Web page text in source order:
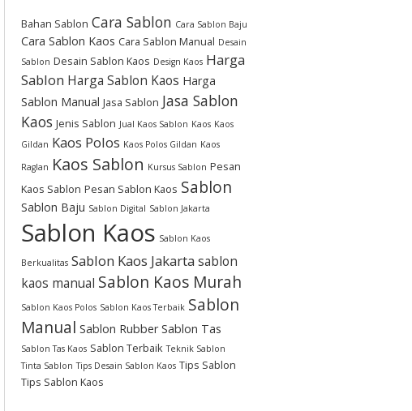
Bahan Sablon Cara Sablon Cara Sablon Baju
Cara Sablon Kaos Cara Sablon Manual Desain
Sablon Desain Sablon Kaos Design Kaos Harga
Sablon Harga Sablon Kaos Harga
Sablon Manual Jasa Sablon Jasa Sablon
Kaos Jenis Sablon Jual Kaos Sablon Kaos Kaos
Gildan Kaos Polos Kaos Polos Gildan Kaos
Raglan Kaos Sablon Kursus Sablon Pesan
Kaos Sablon Pesan Sablon Kaos Sablon
Sablon Baju Sablon Digital Sablon Jakarta
Sablon Kaos Sablon Kaos
Berkualitas Sablon Kaos Jakarta sablon
kaos manual Sablon Kaos Murah
Sablon Kaos Polos Sablon Kaos Terbaik Sablon
Manual Sablon Rubber Sablon Tas
Sablon Tas Kaos Sablon Terbaik Teknik Sablon
Tinta Sablon Tips Desain Sablon Kaos Tips Sablon
Tips Sablon Kaos